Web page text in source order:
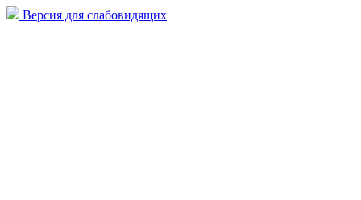
Версия для слабовидящих